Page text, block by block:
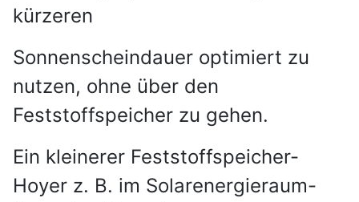
kürzeren
Sonnenscheindauer optimiert zu
nutzen, ohne über den
Feststoffspeicher zu gehen.
Ein kleinerer Feststoffspeicher-
Hoyer z. B. im Solarenergieraum-